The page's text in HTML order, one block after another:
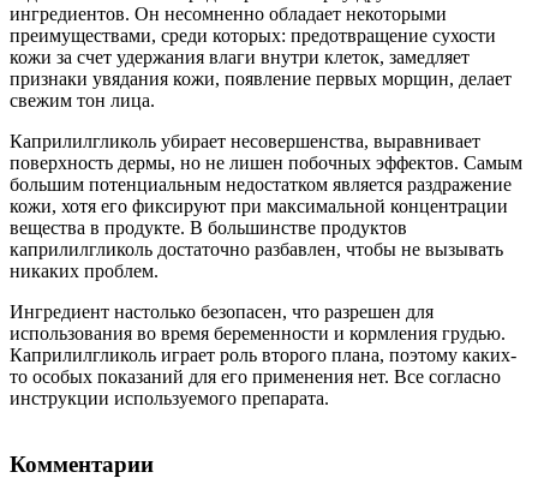
ингредиентов. Он несомненно обладает некоторыми
преимуществами, среди которых: предотвращение сухости
кожи за счет удержания влаги внутри клеток, замедляет
признаки увядания кожи, появление первых морщин, делает
свежим тон лица.
Каприлилгликоль убирает несовершенства, выравнивает
поверхность дермы, но не лишен побочных эффектов. Самым
большим потенциальным недостатком является раздражение
кожи, хотя его фиксируют при максимальной концентрации
вещества в продукте. В большинстве продуктов
каприлилгликоль достаточно разбавлен, чтобы не вызывать
никаких проблем.
Ингредиент настолько безопасен, что разрешен для
использования во время беременности и кормления грудью.
Каприлилгликоль играет роль второго плана, поэтому каких-
то особых показаний для его применения нет. Все согласно
инструкции используемого препарата.
Комментарии